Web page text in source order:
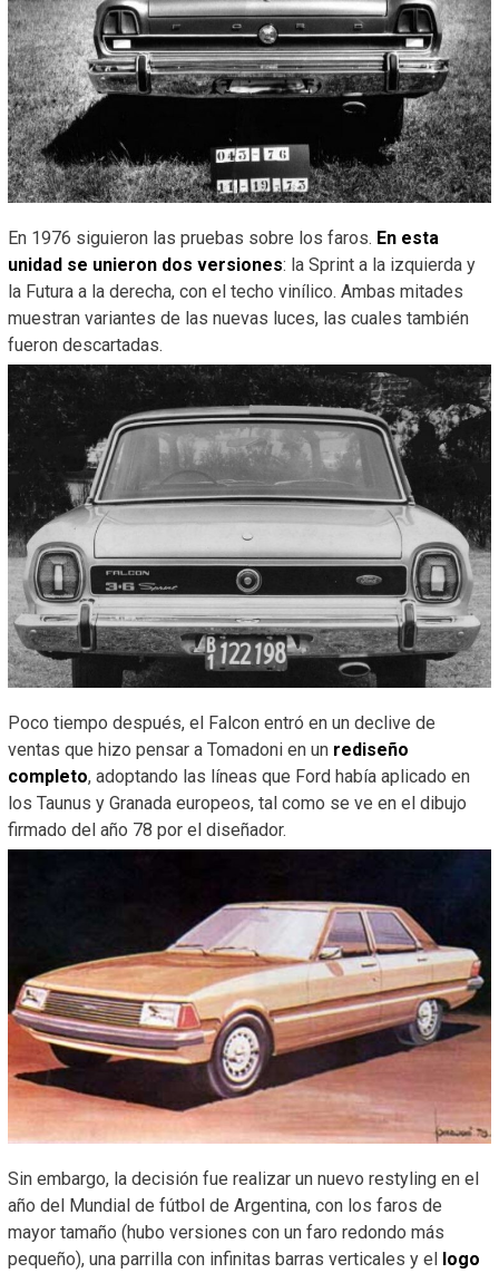
En 1976 siguieron las pruebas sobre los faros. En esta
unidad se unieron dos versiones: la Sprint a la izquierda y
la Futura a la derecha, con el techo vinílico. Ambas mitades
muestran variantes de las nuevas luces, las cuales también
fueron descartadas.
Poco tiempo después, el Falcon entró en un declive de
ventas que hizo pensar a Tomadoni en un rediseño
completo, adoptando las líneas que Ford había aplicado en
los Taunus y Granada europeos, tal como se ve en el dibujo
firmado del año 78 por el diseñador.
Sin embargo, la decisión fue realizar un nuevo restyling en el
año del Mundial de fútbol de Argentina, con los faros de
mayor tamaño (hubo versiones con un faro redondo más
pequeño), una parrilla con infinitas barras verticales y el logo